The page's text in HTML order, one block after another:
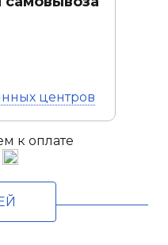
эластичной при
центров
к оплате